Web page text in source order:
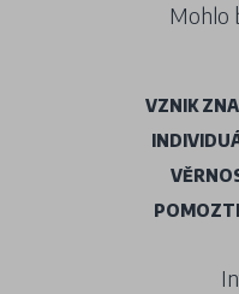
Mohlo
VZNIK